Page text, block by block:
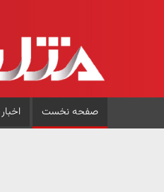
صفحه نخست اخبار